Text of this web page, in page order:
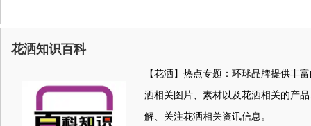
花洒知识百科
【花洒】热点专题：环球品牌提供丰
洒相关图片、素材以及花洒相关的产
解、关注花洒相关资讯信息。